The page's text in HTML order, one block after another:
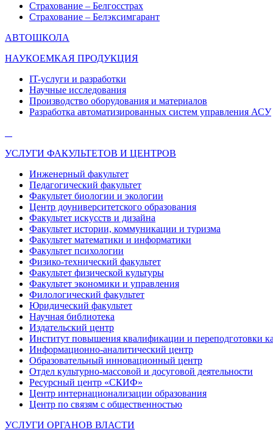
Страхование – Белгосстрах
Страхование – Белэксимгарант
АВТОШКОЛА
НАУКОЕМКАЯ ПРОДУКЦИЯ
IT-услуги и разработки
Научные исследования
Производство оборудования и материалов
Разработка автоматизированных систем управления АСУ
УСЛУГИ ФАКУЛЬТЕТОВ И ЦЕНТРОВ
Инженерный факультет
Педагогический факультет
Факультет биологии и экологии
Центр доуниверситетского образования
Факультет искусств и дизайна
Факультет истории, коммуникации и туризма
Факультет математики и информатики
Факультет психологии
Физико-технический факультет
Факультет физической культуры
Факультет экономики и управления
Филологический факультет
Юридический факультет
Научная библиотека
Издательский центр
Институт повышения квалификации и переподготовки
Информационно-аналитический центр
Образовательный инновационный центр
Отдел культурно-массовой и досуговой деятельности
Ресурсный центр «СКИФ»
Центр интернационализации образования
Центр по связям с общественностью
УСЛУГИ ОРГАНОВ ВЛАСТИ